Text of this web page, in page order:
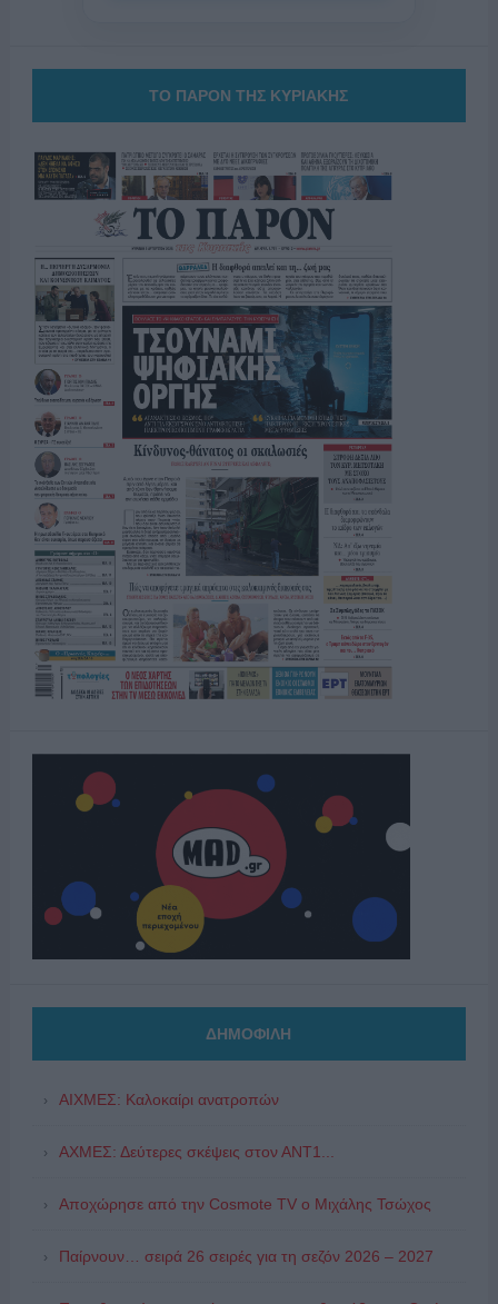
ΤΟ ΠΑΡΟΝ ΤΗΣ ΚΥΡΙΑΚΗΣ
ΔΗΜΟΦΙΛΗ
ΑΙΧΜΕΣ: Καλοκαίρι ανατροπών
ΑΧΜΕΣ: Δεύτερες σκέψεις στον ΑΝΤ1...
Αποχώρησε από την Cosmote TV o Μιχάλης Τσώχος
Παίρνουν… σειρά 26 σειρές για τη σεζόν 2026 – 2027